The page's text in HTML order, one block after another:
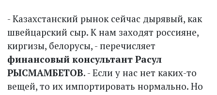
- Казахстанский рынок сейчас дырявый, как
швейцарский сыр. К нам заходят россияне,
киргизы, белорусы, - перечисляет
финансовый консультант Расул
РЫСМАМБЕТОВ. - Если у нас нет каких-то
вещей, то их импортировать нормально. Но